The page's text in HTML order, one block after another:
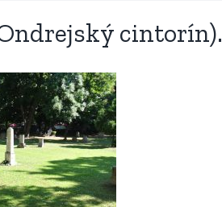
cintorín).